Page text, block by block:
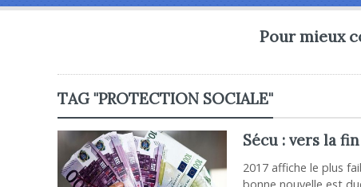
Pour mieux
TAG "PROTECTION SOCIALE"
Sécu : vers la
2017 affiche le plus